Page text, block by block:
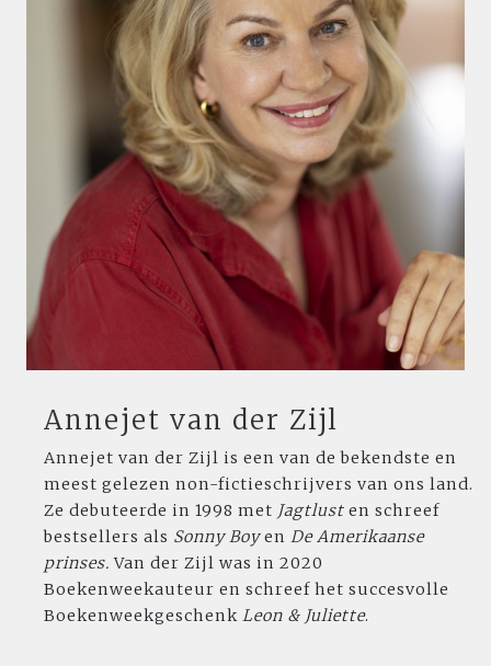
Annejet van der Zijl
Annejet van der Zijl is een van de bekendste en
meest gelezen non-fictieschrijvers van ons land.
Ze debuteerde in 1998 met Jagtlust en schreef
bestsellers als Sonny Boyen De Amerikaanse
prinses.Van der Zijl was in 2020
Boekenweekauteur en schreef het succesvolle
Boekenweekgeschenk Leon & Juliette.